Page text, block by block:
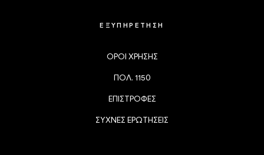
ΕΞΥΠΗΡΕΤΗΣΗ
ΟΡΟΙ ΧΡΗΣΗΣ
ΠΟΛ. 1150
ΕΠΙΣΤΡΟΦΕΣ
ΣΥΧΝΕΣ ΕΡΩΤΗΣΕΙΣ